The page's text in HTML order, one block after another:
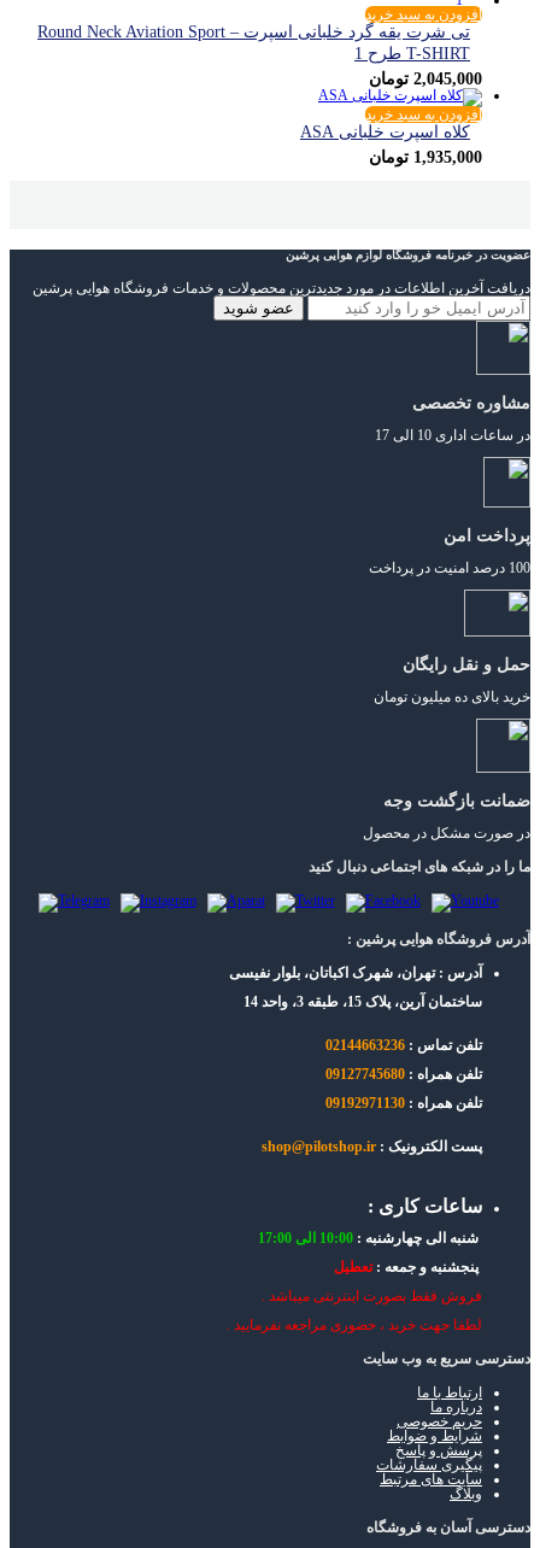
افزودن به سبد خرید
تی شرت یقه گرد خلبانی اسپرت – Round Neck Aviation Sport
T-SHIRT طرح 1
2,045,000 تومان
افزودن به سبد خرید
کلاه اسپرت خلبانی ASA
1,935,000 تومان
عضویت در خبرنامه فروشگاه لوازم هوایی پرشین
دریافت آخرین اطلاعات در مورد جدیدترین محصولات و خدمات فروشگاه هوایی پرشین
مشاوره تخصصی
در ساعات اداری 10 الی 17
پرداخت امن
100 درصد امنیت در پرداخت
حمل و نقل رایگان
خرید بالای ده میلیون تومان
ضمانت بازگشت وجه
در صورت مشکل در محصول
ما را در شبکه های اجتماعی دنبال کنید
آدرس فروشگاه هوایی پرشین :
آدرس : تهران، شهرک اکباتان، بلوار نفیسی
ساختمان آرین، پلاک 15، طبقه 3، واحد 14
تلفن تماس : 02144663236
تلفن همراه : 09127745680
تلفن همراه : 09192971130
پست الکترونیک : shop@pilotshop.ir
ساعات کاری :
شنبه الی چهارشنبه : 10:00 الی 17:00
پنجشنبه و جمعه :تعطیل
فروش فقط بصورت اینترنتی میباشد .
لطفا جهت خرید ، حضوری مراجعه نفرمایید .
دسترسی سریع به وب سایت
ارتباط با ما
درباره ما
حریم خصوصی
شرایط و ضوابط
پرسش و پاسخ
پیگیری سفارشات
سایت های مرتبط
وبلاگ
دسترسی آسان به فروشگاه